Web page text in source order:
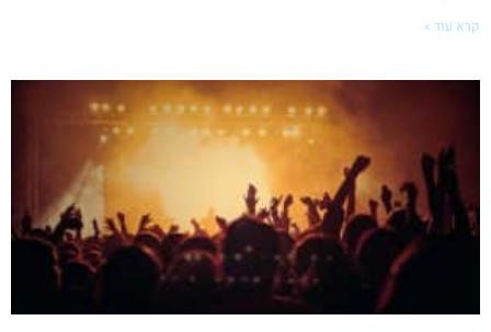
קרא עוד »